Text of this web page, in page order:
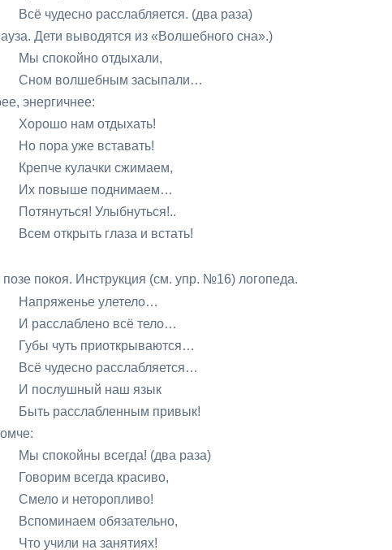
(два раза)
выводятся из «Волшебного сна».)
отдыхали,
засыпали…
сжимаем,
и встать!
позе покоя. Инструкция (см. упр. №16) логопеда.
улетело…
всё тело…
наш язык
привык!
(два раза)
красиво,
занятиях!